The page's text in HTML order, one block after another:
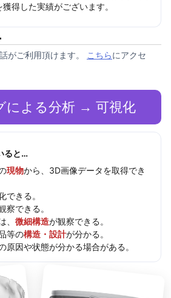
獲得した実績がございます。
がご利用頂けます。 こちらにアクセ
による分析 → 可視化
ると…
現物から、3D画像データを取得でき
できる。
察できる。
、 微細構造が観察できる。
等の構造・設計が分かる。
原因や状態が分かる場合がある。